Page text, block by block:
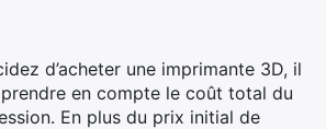
d’acheter une imprimante 3D, il
en compte le coût total du
En plus du prix initial de